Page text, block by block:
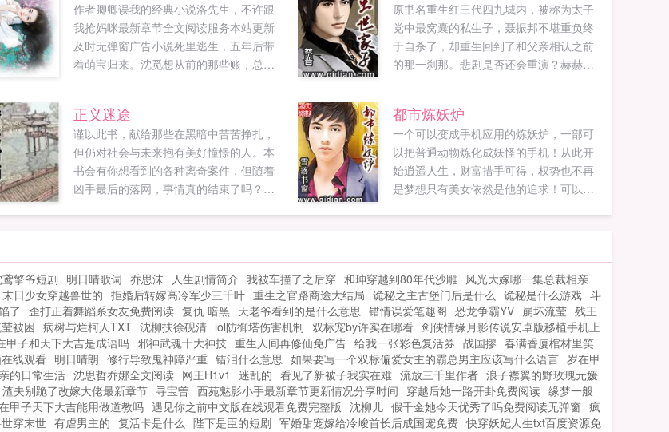
作者卿卿误我的经典小说洛先生，不许跟
我抢妈咪最新章节全文阅读服务本站更新
及时无弹窗广告小说死里逃生，五年后带
着萌宝归来。沈觅想从前的那些账，总该
好心提醒。...
原书名重生红三代四九城内，被称为太子
党中最窝囊的私生子，聂振邦不堪重负终
于自杀了，却重生回到了和父亲相认之前
的那一刹那。悲剧是否还会重演？赫赫有
振邦还会让历史重演吗？私生子也有掌控
家族的那一天么？...
正义迷途
谨以此书，献给那些在黑暗中苦苦挣扎，
但仍对社会与未来抱有美好憧憬的人。本
书会有你想看到的各种离奇案件，但随着
凶手最后的落网，事情真的结束了吗？本
都市炼妖炉
一个可以变成手机应用的炼妖炉，一部可
以把普通动物炼化成妖怪的手机！从此开
始逍遥人生，财富措手可得，权势也不再
是梦想只有美女依然是他的追求！可以吞
擎爷短剧 明日晴歌词 乔思沫 人生剧情简介 我被车撞了之后穿 和珅穿越到80年代沙雕 风光大嫁哪一集总裁相亲
末日少女穿越兽世的 拒婚后转嫁高冷军少三千叶 重生之官路商途大结局 诡秘之主古堡门后是什么 诡秘是什么游戏 斗
了 歪打正着舞蹈系女友免费阅读 复仇 暗黑 天老爷看到的是什么意思 错情误爱笔趣阁 恐龙争霸YV 崩坏流莹 残王
被困 病树与烂柯人TXT 沈柳扶徐砚清 lol防御塔伤害机制 双标宠by许实在哪看 剑侠情缘月影传说安卓版移植手机上
甲子和天下大吉是成语吗 邪神武魂十大神技 重生人间再修仙免广告 给我一张彩色复活券 战国摎 春满香厦棺材里笑
线观看 明日晴朗 修行导致鬼神障严重 错泪什么意思 如果要写一个双标偏爱女主的霸总男主应该写什么语言 岁在甲
的日常生活 沈思哲乔娜全文阅读 网王H1v1 迷乱的 看见了新被子我实在难 流放三千里作者 浪子襟翼的野玫瑰元媛
渣夫别跪了改嫁大佬最新章节 寻宝曽 西苑魅影小手最新章节更新情况分享时间 穿越后她一路开卦免费阅读 缘梦一般
甲子天下大吉能用做道教吗 遇见你之前中文版在线观看免费完整版 沈柳儿 假千金她今天优秀了吗免费阅读无弹窗 疯
穿末世 有虐男主的 复活卡是什么 陛下是臣的短剧 军婚甜宠嫁给冷峻首长后成国宠免费 快穿妖妃人生txt百度资源免